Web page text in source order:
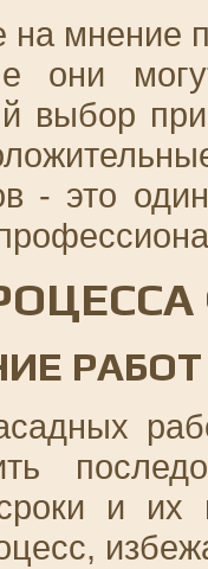
на мнение
они
выбор
- это
и их